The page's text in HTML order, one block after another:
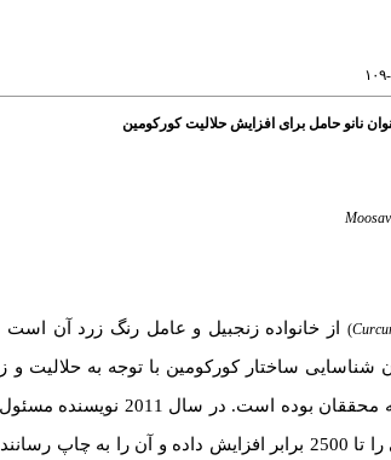
نانو حامل برای افزایش حلالیت کورکومین
( از خانواده زنجبیل و عامل رنگ زرد آن
ساختار کورکومین با توجه به حلالیت
برای جذب بیشتر آن توسط سلول‌های